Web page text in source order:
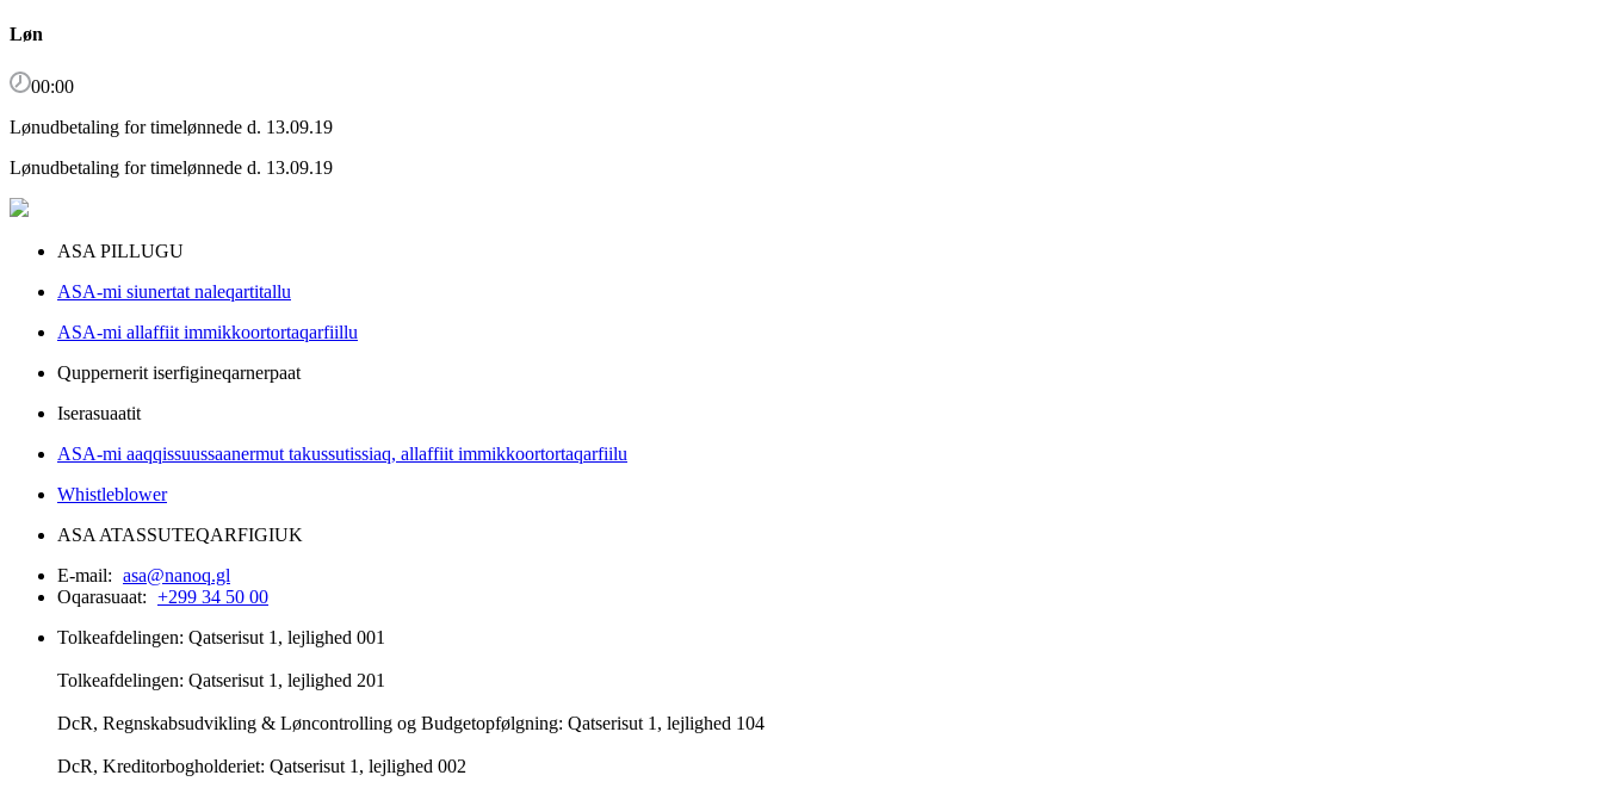
Løn
00:00
Lønudbetaling for timelønnede d. 13.09.19
Lønudbetaling for timelønnede d. 13.09.19
ASA PILLUGU
ASA-mi siunertat naleqartitallu
ASA-mi allaffiit immikkoortortaqarfiillu
Quppernerit iserfigineqarnerpaat
Iserasuaatit
ASA-mi aaqqissuussaanermut takussutissiaq, allaffiit immikkoortortaqarfiilu
Whistleblower
ASA ATASSUTEQARFIGIUK
E-mail: asa@nanoq.gl
Oqarasuaat: +299 34 50 00
Tolkeafdelingen: Qatserisut 1, lejlighed 001
Tolkeafdelingen: Qatserisut 1, lejlighed 201
DcR, Regnskabsudvikling & Løncontrolling og Budgetopfølgning: Qatserisut 1, lejlighed 104
DcR, Kreditorbogholderiet: Qatserisut 1, lejlighed 002